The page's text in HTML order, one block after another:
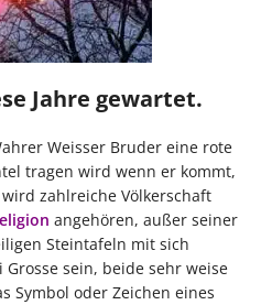
Jahre gewartet.
Weisser Bruder eine rote
tragen wird wenn er kommt,
zahlreiche Völkerschaft
angehören, außer seiner
Steintafeln mit sich
sein, beide sehr weise
Symbol oder Zeichen eines